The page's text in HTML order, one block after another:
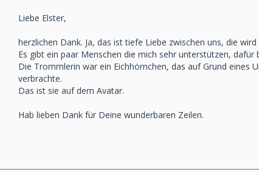
Liebe Elster,
herzlichen Dank. Ja, das ist tiefe Liebe zwischen uns, die
Es gibt ein paar Menschen die mich sehr unterstützen, dafür
Die Trommlerin war ein Eichhörnchen, das auf Grund eines
verbrachte.
Das ist sie auf dem Avatar.
Hab lieben Dank für Deine wunderbaren Zeilen.